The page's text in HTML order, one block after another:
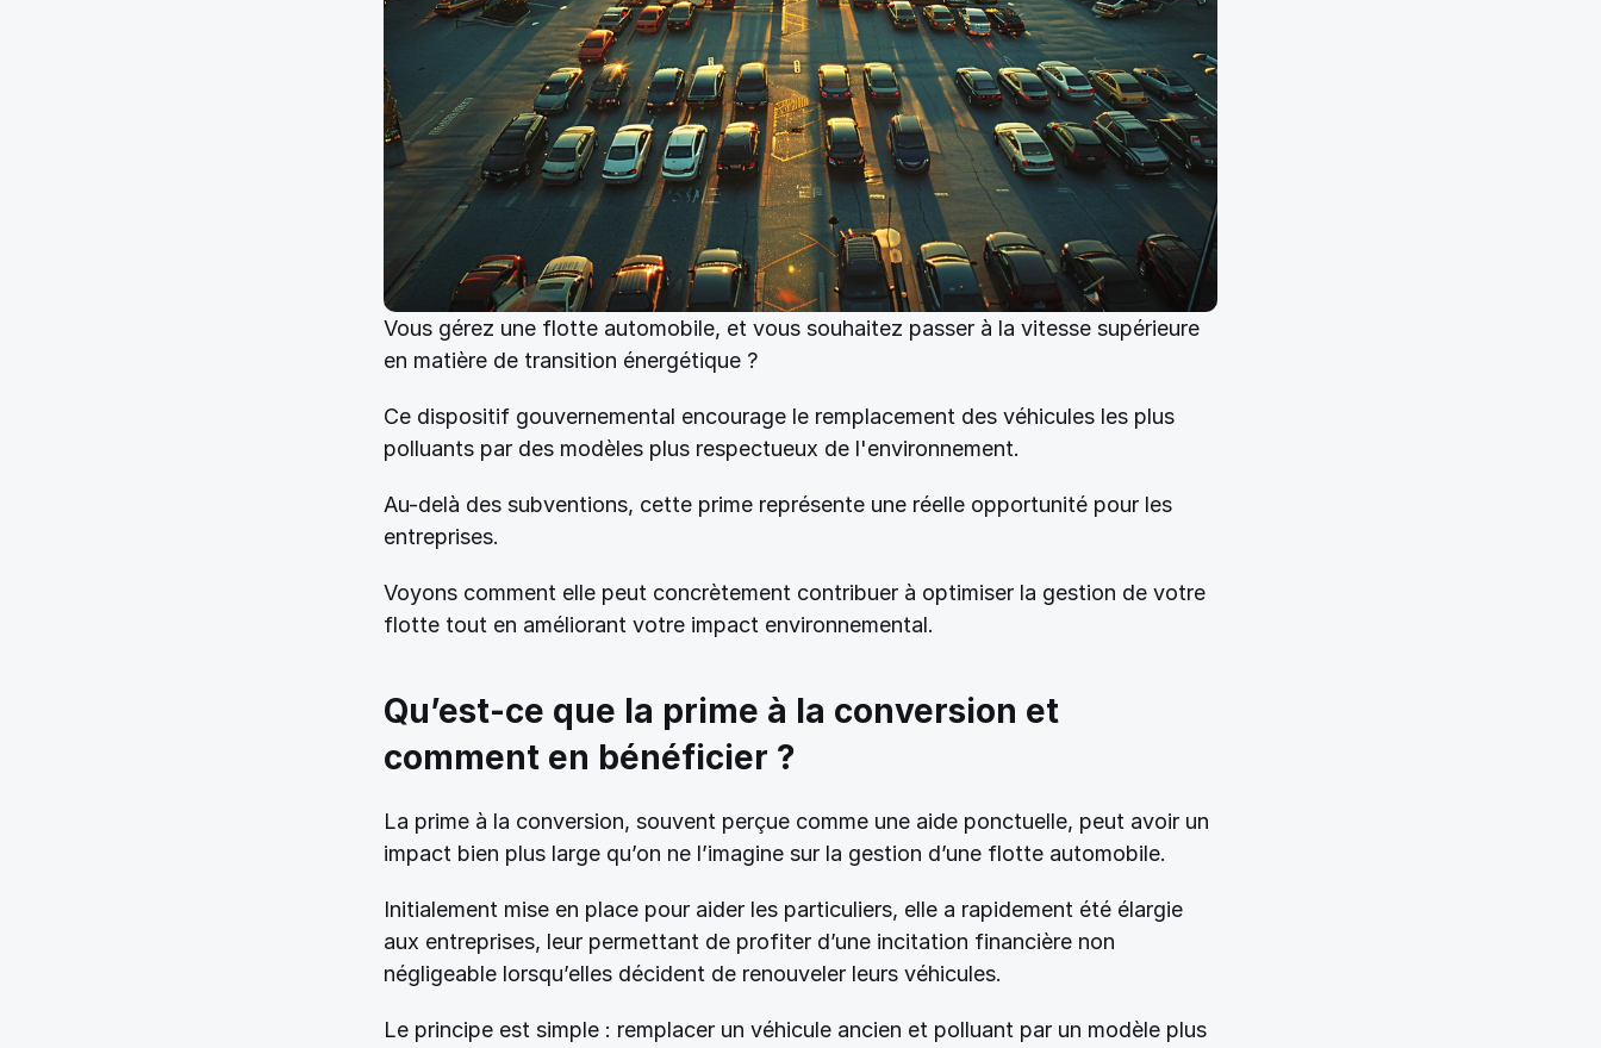
Vous gérez une flotte automobile, et vous souhaitez passer à la vitesse supérieure
en matière de transition énergétique ?
Ce dispositif gouvernemental encourage le remplacement des véhicules les plus
polluants par des modèles plus respectueux de l'environnement.
Au-delà des subventions, cette prime représente une réelle opportunité pour les
entreprises.
Voyons comment elle peut concrètement contribuer à optimiser la gestion de votre
flotte tout en améliorant votre impact environnemental.
Qu’est-ce que la prime à la conversion et
comment en bénéficier ?
La prime à la conversion, souvent perçue comme une aide ponctuelle, peut avoir un
impact bien plus large qu’on ne l’imagine sur la gestion d’une flotte automobile.
Initialement mise en place pour aider les particuliers, elle a rapidement été élargie
aux entreprises, leur permettant de profiter d’une incitation financière non
négligeable lorsqu’elles décident de renouveler leurs véhicules.
Le principe est simple : remplacer un véhicule ancien et polluant par un modèle plus